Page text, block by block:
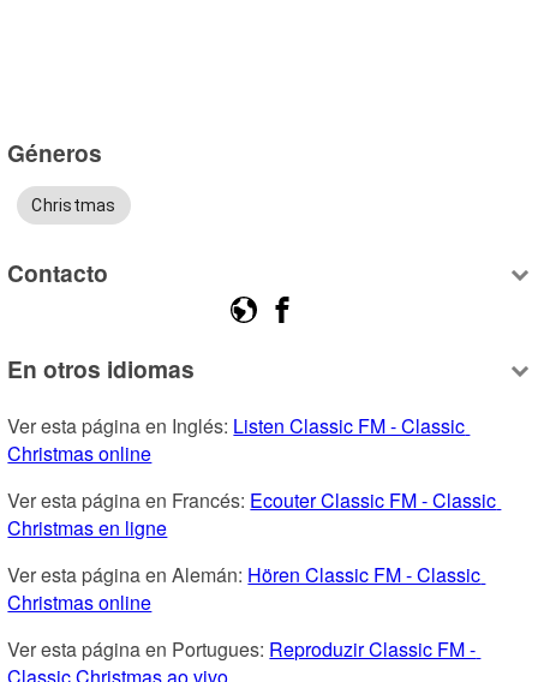
Géneros
Christmas
Contacto
En otros idiomas
Ver esta página en Inglés: Listen Classic FM - Classic
Christmas online
Ver esta página en Francés: Ecouter Classic FM - Classic
Christmas en ligne
Ver esta página en Alemán: Hören Classic FM - Classic
Christmas online
Ver esta página en Portugues: Reproduzir Classic FM -
Classic Christmas ao vivo